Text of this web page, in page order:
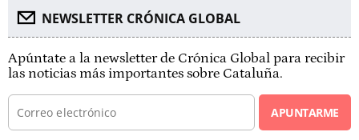
NEWSLETTER CRÓNICA GLOBAL
Apúntate a la newsletter de Crónica Global para recibir
las noticias más importantes sobre Cataluña.
APUNTARME